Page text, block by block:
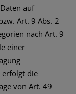
auf
Art. 9 Abs. 2
nach Art. 9
einer
erfolgt die
von Art. 49